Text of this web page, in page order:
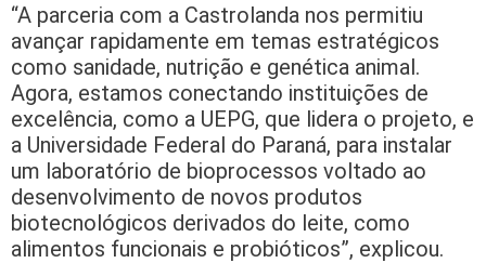
“A parceria com a Castrolanda nos permitiu
avançar rapidamente em temas estratégicos
como sanidade, nutrição e genética animal.
Agora, estamos conectando instituições de
excelência, como a UEPG, que lidera o projeto, e
a Universidade Federal do Paraná, para instalar
um laboratório de bioprocessos voltado ao
desenvolvimento de novos produtos
biotecnológicos derivados do leite, como
alimentos funcionais e probióticos”, explicou.